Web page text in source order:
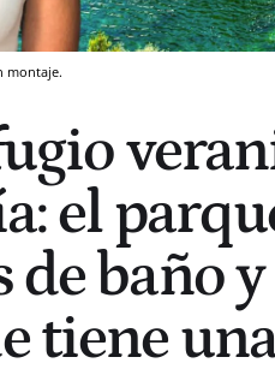
montaje.
el
de baño
tiene